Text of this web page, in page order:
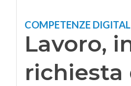
COMPETENZE
Lavoro,
richiesta